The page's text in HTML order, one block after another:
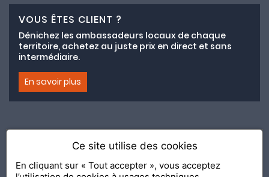
VOUS ÊTES CLIENT ?
Dénichez les ambassadeurs locaux de chaque
territoire, achetez au juste prix en direct et sans
intermédiaire.
En savoir plus
Adhésion au collectif lemeilleurchezvous.com
Ce site utilise des cookies
En cliquant sur « Tout accepter », vous acceptez